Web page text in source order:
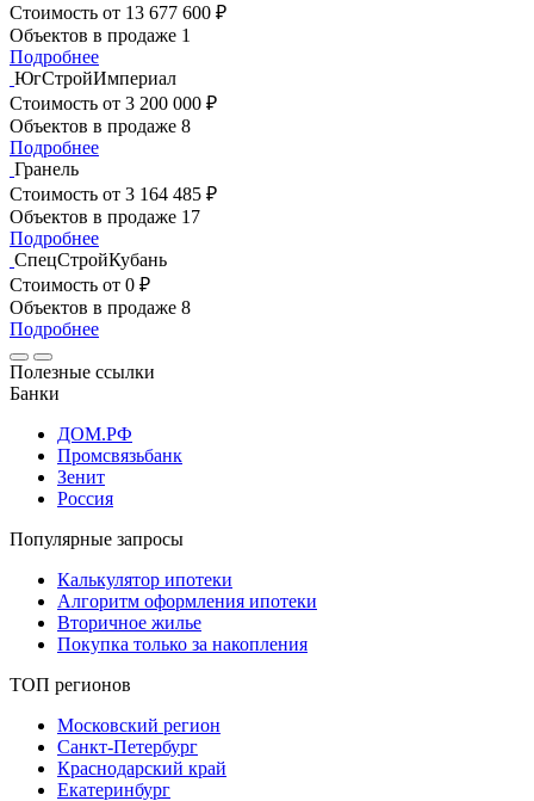
Стоимость от 13 677 600 ₽
Объектов в продаже 1
Подробнее
ЮгСтройИмпериал
Стоимость от 3 200 000 ₽
Объектов в продаже 8
Подробнее
Гранель
Стоимость от 3 164 485 ₽
Объектов в продаже 17
Подробнее
СпецСтройКубань
Стоимость от 0 ₽
Объектов в продаже 8
Подробнее
Полезные ссылки
Банки
ДОМ.РФ
Промсвязьбанк
Зенит
Россия
Популярные запросы
Калькулятор ипотеки
Алгоритм оформления ипотеки
Вторичное жилье
Покупка только за накопления
ТОП регионов
Московский регион
Санкт-Петербург
Краснодарский край
Екатеринбург